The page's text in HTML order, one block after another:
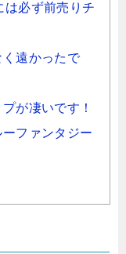
は必ず前売りチ
遠かったで
が凄いです！
ファンタジー